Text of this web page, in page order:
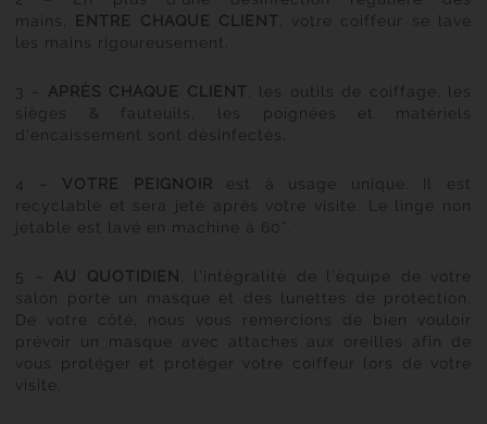
mains,
ENTRE CHAQUE CLIENT
, votre coiffeur se lave
les mains rigoureusement.
3 – APRÈS CHAQUE CLIENT
, les outils de coiffage, les
sièges & fauteuils, les poignées et matériels
d’encaissement sont désinfectés.
4 – VOTRE PEIGNOIR est à usage unique. Il est
recyclable et sera jeté après votre visite. Le linge non
jetable est lavé en machine à 60°.
5 – AU QUOTIDIEN
, l’intégralité de l’équipe de votre
salon porte un masque et des lunettes de protection.
De votre côté, nous vous remercions de bien vouloir
prévoir un masque avec attaches aux oreilles afin de
vous protéger et protéger votre coiffeur lors de votre
visite.